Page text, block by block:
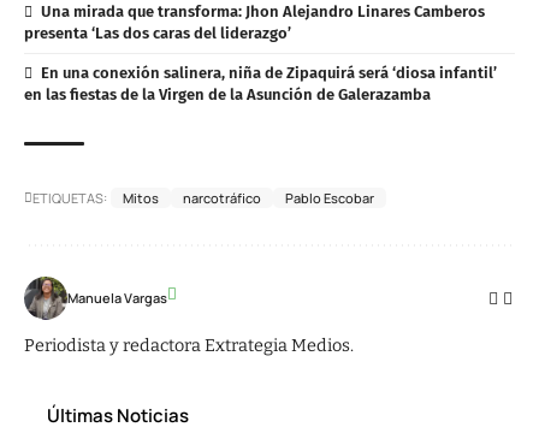
Una mirada que transforma: Jhon Alejandro Linares Camberos
presenta ‘Las dos caras del liderazgo’
En una conexión salinera, niña de Zipaquirá será ‘diosa infantil’
en las fiestas de la Virgen de la Asunción de Galerazamba
ETIQUETAS: Mitos narcotráfico Pablo Escobar
Manuela Vargas
Periodista y redactora Extrategia Medios.
Últimas Noticias